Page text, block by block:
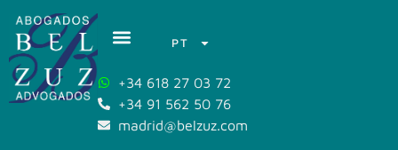
PT
+34 618 27 03 72
+34 91 562 50 76
madrid@belzuz.com